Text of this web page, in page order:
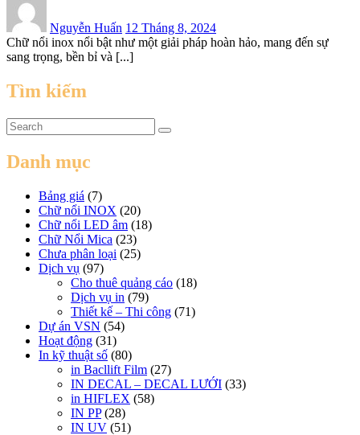
Nguyễn Huấn 12 Tháng 8, 2024
Chữ nổi inox nổi bật như một giải pháp hoàn hảo, mang đến sự
sang trọng, bền bỉ và [...]
Tìm kiếm
Danh mục
Bảng giá (7)
Chữ nổi INOX (20)
Chữ nổi LED âm (18)
Chữ Nổi Mica (23)
Chưa phân loại (25)
Dịch vụ (97)
Cho thuê quảng cáo (18)
Dịch vụ in (79)
Thiết kế – Thi công (71)
Dự án VSN (54)
Hoạt động (31)
In kỹ thuật số (80)
in Bacllift Film (27)
IN DECAL – DECAL LƯỚI (33)
in HIFLEX (58)
IN PP(28)
IN UV (51)